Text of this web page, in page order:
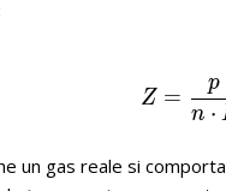
Z =
n ⋅
p
un gas reale si